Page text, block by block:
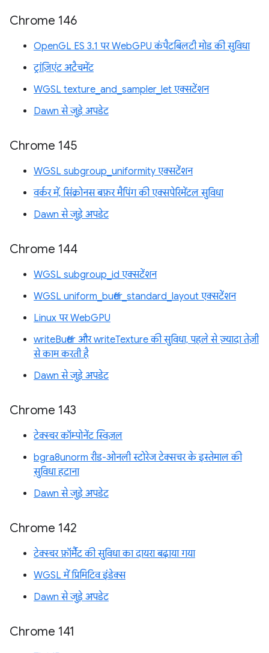
Chrome 146
OpenGL ES 3.1 पर WebGPU कंपैटबिलटी मोड की सुविधा
ट्रांज़िएंट अटैचमेंट
WGSL texture_and_sampler_let एक्सटेंशन
Dawn से जुड़े अपडेट
Chrome 145
WGSL subgroup_uniformity एक्सटेंशन
वर्कर में, सिंक्रोनस बफ़र मैपिंग की एक्सपेरिमेंटल सुविधा
Dawn से जुड़े अपडेट
Chrome 144
WGSL subgroup_id एक्सटेंशन
WGSL uniform_buffer_standard_layout एक्सटेंशन
Linux पर WebGPU
writeBuffer और writeTexture की सुविधा, पहले से ज़्यादा तेज़ी
से काम करती है
Dawn से जुड़े अपडेट
Chrome 143
टेक्स्चर कॉम्पोनेंट स्विज़ल
bgra8unorm रीड-ओनली स्टोरेज टेक्सचर के इस्तेमाल की
सुविधा हटाना
Dawn से जुड़े अपडेट
Chrome 142
टेक्स्चर फ़ॉर्मैट की सुविधा का दायरा बढ़ाया गया
WGSL में प्रिमिटिव इंडेक्स
Dawn से जुड़े अपडेट
Chrome 141